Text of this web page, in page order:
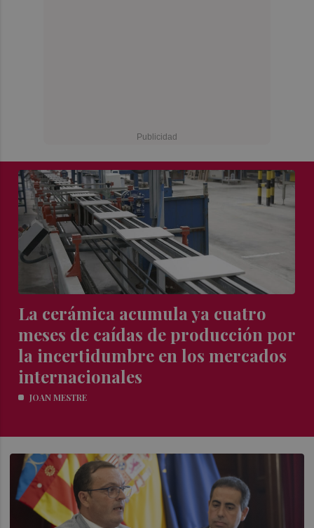
La cerámica acumula ya cuatro
meses de caídas de producción por
la incertidumbre en los mercados
internacionales
JOAN MESTRE